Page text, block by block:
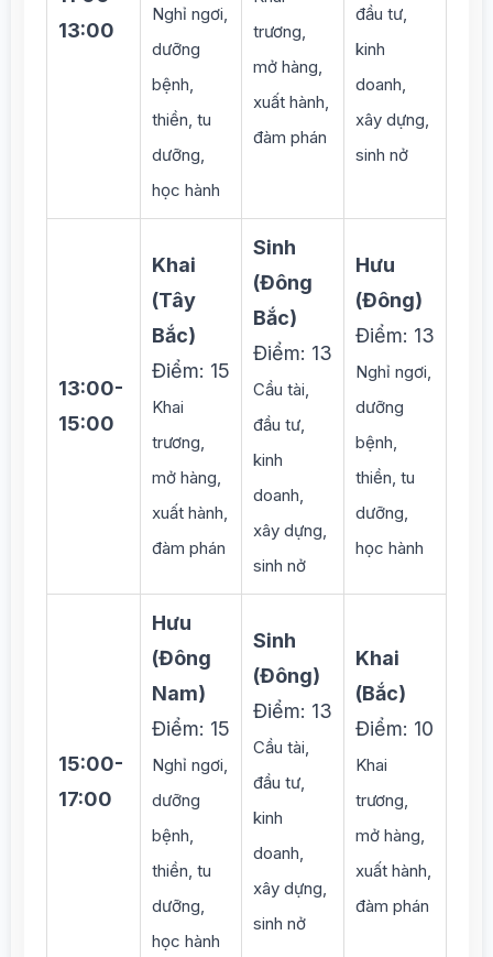
13:00
Nghỉ ngơi,
dưỡng
bệnh,
thiền, tu
dưỡng,
học hành
trương,
mở hàng,
xuất hành,
đàm phán
đầu tư,
kinh
doanh,
xây dựng,
sinh nở
13:00-
15:00
Khai
(Tây
Bắc)
Điểm: 15
Khai
trương,
mở hàng,
xuất hành,
đàm phán
Sinh
(Đông
Bắc)
Điểm: 13
Cầu tài,
đầu tư,
kinh
doanh,
xây dựng,
sinh nở
Hưu
(Đông)
Điểm: 13
Nghỉ ngơi,
dưỡng
bệnh,
thiền, tu
dưỡng,
học hành
15:00-
17:00
Hưu
(Đông
Nam)
Điểm: 15
Nghỉ ngơi,
dưỡng
bệnh,
thiền, tu
dưỡng,
học hành
Sinh
(Đông)
Điểm: 13
Cầu tài,
đầu tư,
kinh
doanh,
xây dựng,
sinh nở
Khai
(Bắc)
Điểm: 10
Khai
trương,
mở hàng,
xuất hành,
đàm phán